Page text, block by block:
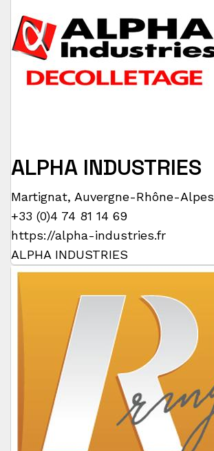
ALPHA INDUSTRIES
Martignat, Auvergne-Rhône-Alpes
+33 (0)4 74 81 14 69
https://alpha-industries.fr
ALPHA INDUSTRIES